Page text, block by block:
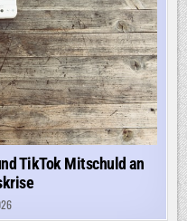
TikTok Mitschuld an